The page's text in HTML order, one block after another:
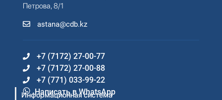
Петрова, 8/1
astana@cdb.kz
+7 (7172) 27-00-77
+7 (7172) 27-00-88
+7 (771) 033-99-22
Написать в WhatsApp
Информационная система